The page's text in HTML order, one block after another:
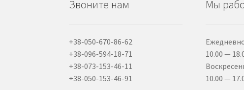
Звоните нам
+38-050-670-86-62
+38-096-594-18-71
+38-073-153-46-11
+38-050-153-46-91
Мы
10.00 —
10.00 —